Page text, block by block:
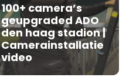
100+ camera’s
geupgraded ADO
den haag stadion |
Camerainstallatie
video